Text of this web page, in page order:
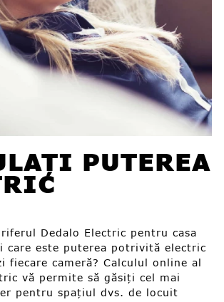
PUTEREA
Dedalo Electric pentru casa
care este puterea potrivită electric
fiecare cameră? Calculul online al
vă permite să găsiți cel mai
pentru spațiul dvs. de locuit